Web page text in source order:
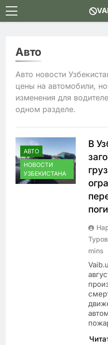
Skip
to
Авто
Авто новости
цены на автомобили,
изменения для
одном разделе.
АВТО
НОВОСТИ
УЗБЕКИСТАНА
В
mins